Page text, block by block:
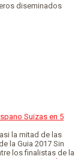
diseminados
Suizas en 5
la mitad de las
la Guia 2017 Sin
los finalistas de la